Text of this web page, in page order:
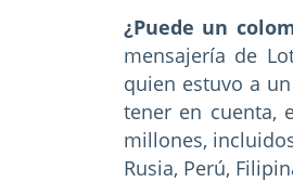
¿Puede un
mensajería de
quien estuvo a
tener en cuenta,
millones,
Rusia, Perú,